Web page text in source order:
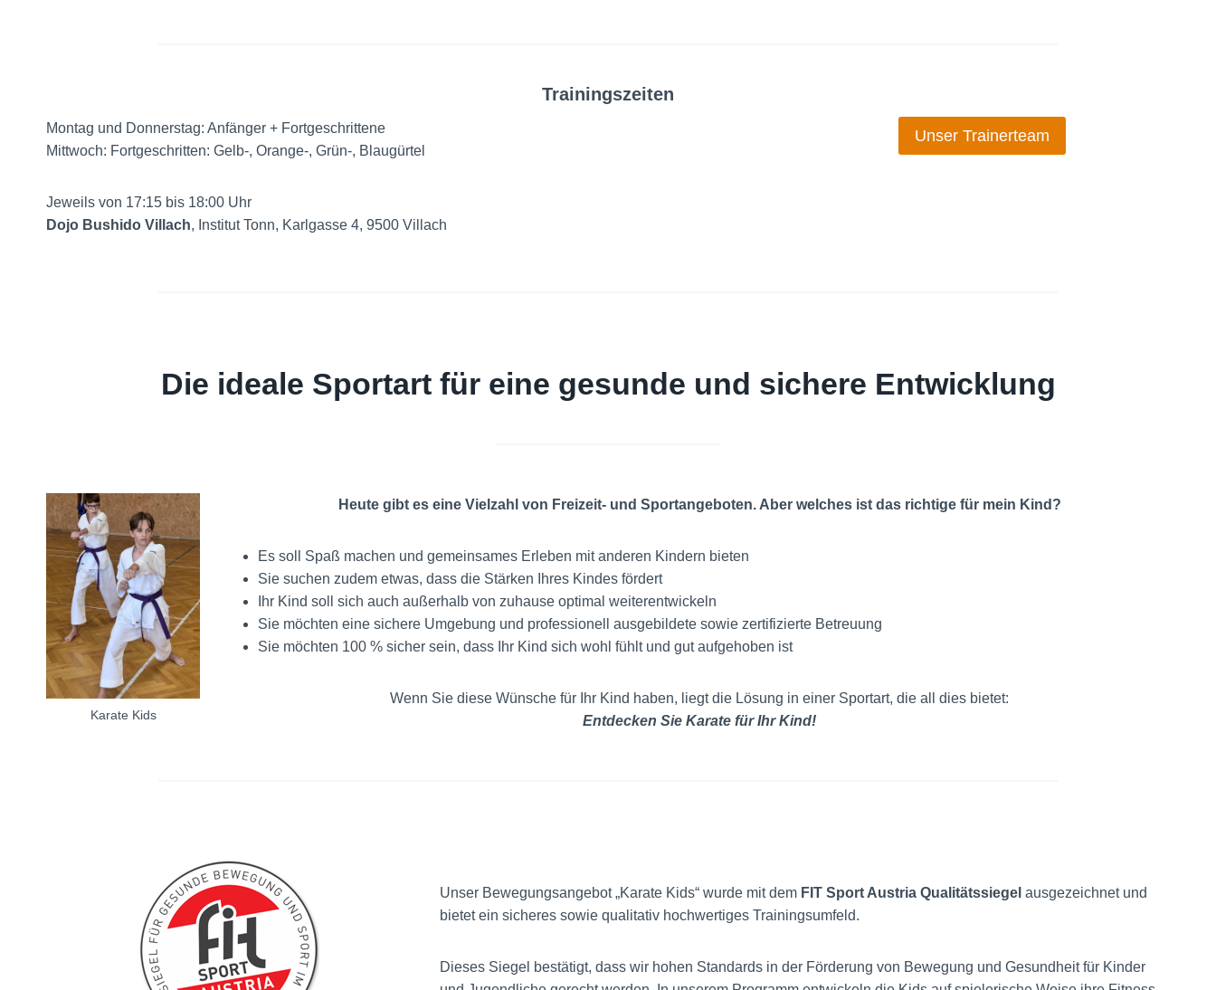
Trainingszeiten
Montag und Donnerstag: Anfänger + Fortgeschrittene
Mittwoch: Fortgeschritten: Gelb-, Orange-, Grün-, Blaugürtel
Jeweils von 17:15 bis 18:00 Uhr
Dojo Bushido Villach, Institut Tonn, Karlgasse 4, 9500 Villach
Unser Trainerteam
Die ideale Sportart für eine gesunde und sichere Entwicklung
Karate Kids
Heute gibt es eine Vielzahl von Freizeit- und Sportangeboten. Aber welches ist das richtige für mein Kind?
Es soll Spaß machen und gemeinsames Erleben mit anderen Kindern bieten
Sie suchen zudem etwas, dass die Stärken Ihres Kindes fördert
Ihr Kind soll sich auch außerhalb von zuhause optimal weiterentwickeln
Sie möchten eine sichere Umgebung und professionell ausgebildete sowie zertifizierte Betreuung
Sie möchten 100 % sicher sein, dass Ihr Kind sich wohl fühlt und gut aufgehoben ist
Wenn Sie diese Wünsche für Ihr Kind haben, liegt die Lösung in einer Sportart, die all dies bietet:
Entdecken Sie Karate für Ihr Kind!
Unser Bewegungsangebot „Karate Kids“ wurde mit dem FIT Sport Austria Qualitätssiegel ausgezeichnet und
bietet ein sicheres sowie qualitativ hochwertiges Trainingsumfeld.
Dieses Siegel bestätigt, dass wir hohen Standards in der Förderung von Bewegung und Gesundheit für Kinder